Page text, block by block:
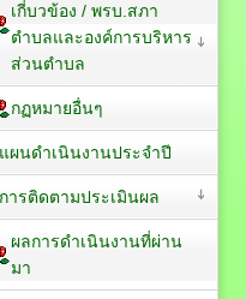
เกี่บวข้อง / พรบ.สภา
ตำบลและองค์การบริหาร
ส่วนตำบล
กฏหมายอื่นๆ
แผนดำเนินงานประจำปี
การติดตามประเมินผล
ผลการดำเนินงานที่ผ่าน
มา